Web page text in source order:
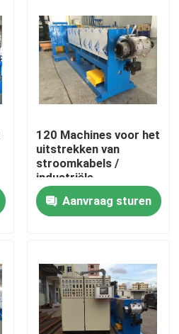
120 Machines voor het
uitstrekken van
stroomkabels /
industriële
extrudermachines
Kabel 4*16 4*35
Aanvraag sturen